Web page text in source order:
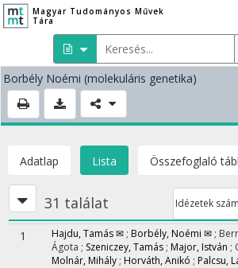
Magyar Tudományos Művek
Tára
Borbély Noémi (molekuláris genetika)
Adatlap Lista Összefoglaló
31 találat Idézetek
1 Hajdu, Tamás ✉ ; Borbély, Noémi ✉ ;
Ágota ; Szeniczey, Tamás ; Major, István ;
Molnár, Mihály ; Horváth, Anikó ; Palcsu,